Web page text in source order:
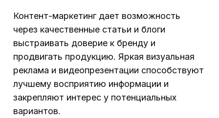
Контент-маркетинг дает возможность
через качественные статьи и блоги
выстраивать доверие к бренду и
продвигать продукцию. Яркая визуальная
реклама и видеопрезентации способствуют
лучшему восприятию информации и
закрепляют интерес у потенциальных
вариантов.